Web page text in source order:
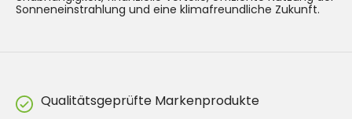
Sonneneinstrahlung und eine klimafreundliche Zukunft.
Qualitätsgeprüfte Markenprodukte